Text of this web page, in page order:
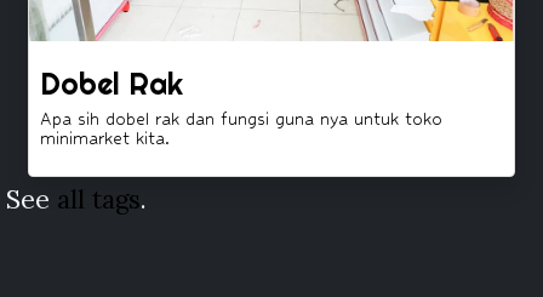
Dobel Rak
Apa sih dobel rak dan fungsi guna nya untuk toko
minimarket kita.
See all tags.